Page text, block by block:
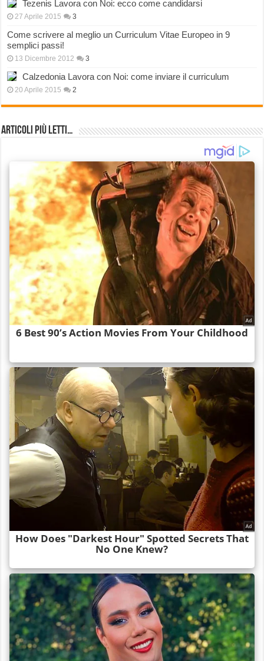
Tezenis Lavora con Noi: ecco come candidarsi
27 Aprile 2015 3
Come scrivere al meglio un Curriculum Vitae Europeo in 9
semplici passi!
13 Dicembre 2012 3
Calzedonia Lavora con Noi: come inviare il curriculum
20 Aprile 2015 2
Articoli più Letti…